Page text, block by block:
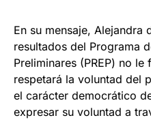
En su mensaje,
resultados del Programa
Preliminares (PREP) no
respetará la voluntad del
el carácter democrático
expresar su voluntad a